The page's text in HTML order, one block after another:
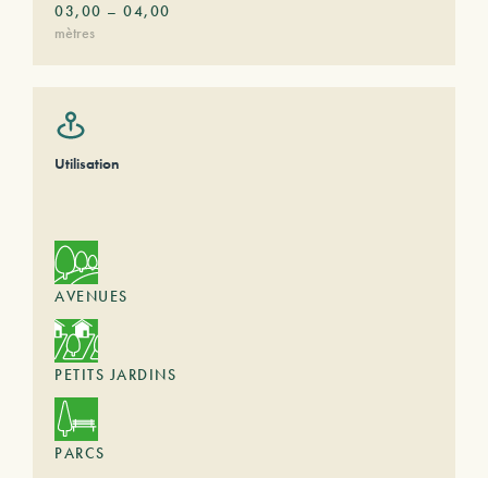
03,00 – 04,00
mètres
Utilisation
AVENUES
PETITS JARDINS
PARCS